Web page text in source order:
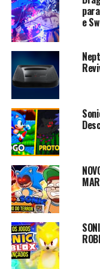
Historia de THE
SPIRIT
DON'T MISS
Odeio COPA DO
e